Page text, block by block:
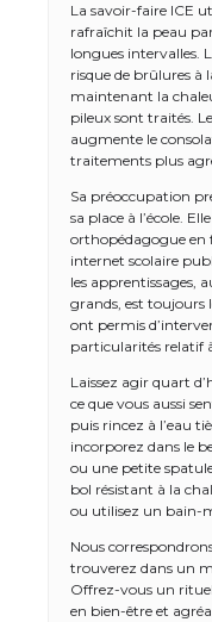
La savoir-faire ICE
rafraîchit la peau
longues intervalles.
risque de brûlures à
maintenant la
pileux sont traités.
augmente le
traitements plus
Sa préoccupation
sa place à l’école.
orthopédagogue en
internet scolaire
les apprentissages,
grands, est toujours
ont permis
particularités relatif
Laissez agir quart
ce que vous aussi
puis rincez à l’eau
incorporez dans le
ou une petite
bol résistant à la
ou utilisez un bain-
Nous
trouverez dans un
Offrez-vous un
en bien-être et